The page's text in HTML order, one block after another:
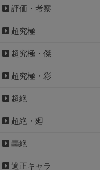
評価・考察
超究極
超究極・傑
超究極・彩
超絶
超絶・廻
轟絶
適正キャラ